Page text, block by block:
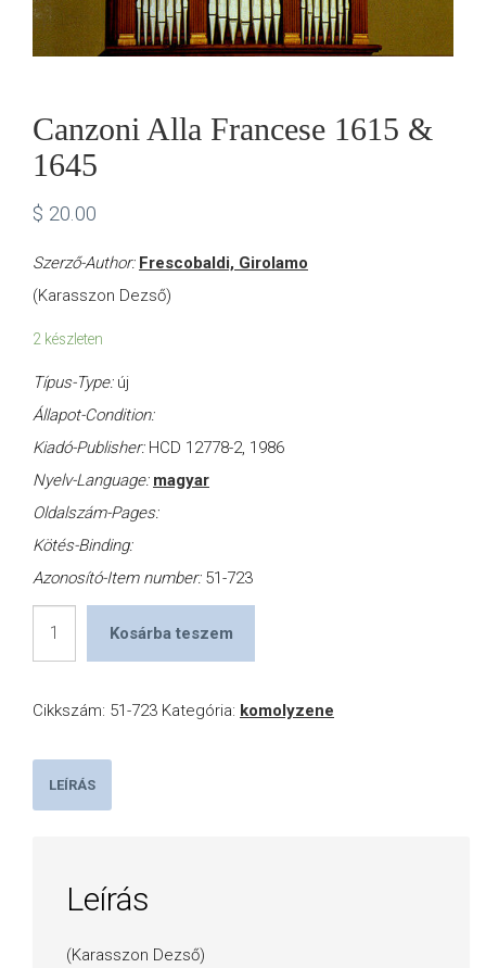
US
Canzoni Alla Francese 1615 &
1645
$ 20.00
Szerző-Author: Frescobaldi, Girolamo
(Karasszon Dezső)
2 készleten
Típus-Type: új
Állapot-Condition:
Kiadó-Publisher: HCD 12778-2, 1986
Nyelv-Language: magyar
Oldalszám-Pages:
Kötés-Binding:
Azonosító-Item number: 51-723
1615
1645
mennyiség
Kosárba teszem
Cikkszám: 51-723 Kategória: komolyzene
LEÍRÁS
Leírás
(Karasszon Dezső)